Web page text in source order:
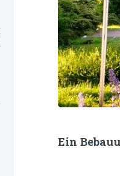
Ein